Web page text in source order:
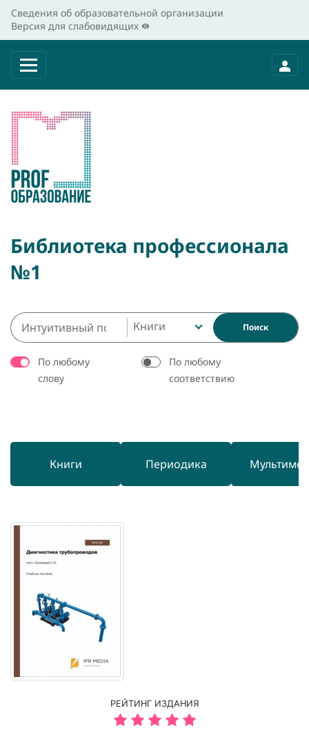
Сведения об образовательной организации
Версия для слабовидящих
Библиотека профессионала
№1
Книги Поиск
По любому
слову
По любому
соответствию
Книги Периодика
РЕЙТИНГ ИЗДАНИЯ